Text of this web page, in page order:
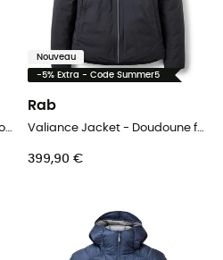
Xenair Alpine Flex Jacket - Doudoune homme
Nouveau
-5% Extra - Code Summer5
Rab
Valiance Jacket - Doudoune femme
399,90 €